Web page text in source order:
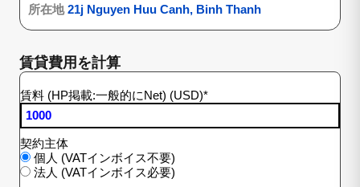
所在地21j Nguyen Huu Canh, Binh Thanh
賃貸費用を計算
賃料 (HP掲載:一般的にNet) (USD)*
契約主体
個人 (VATインボイス不要)
法人 (VATインボイス必要)